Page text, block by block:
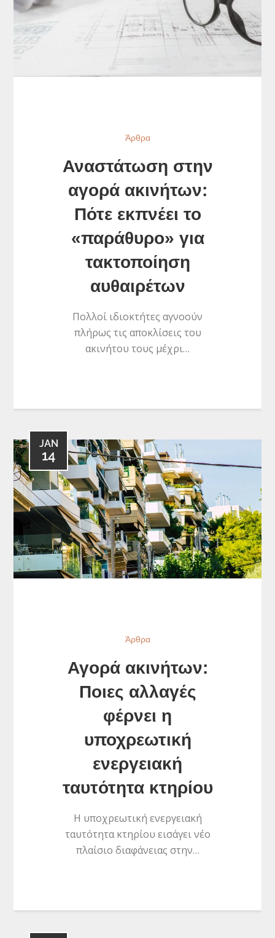
Άρθρα
Αναστάτωση στην
αγορά ακινήτων:
Πότε εκπνέει το
«παράθυρο» για
τακτοποίηση
αυθαιρέτων
Πολλοί ιδιοκτήτες αγνοούν
πλήρως τις αποκλίσεις του
ακινήτου τους μέχρι…
JAN
14
Άρθρα
Αγορά ακινήτων:
Ποιες αλλαγές
φέρνει η
υποχρεωτική
ενεργειακή
ταυτότητα κτηρίου
Η υποχρεωτική ενεργειακή
ταυτότητα κτηρίου εισάγει νέο
πλαίσιο διαφάνειας στην…